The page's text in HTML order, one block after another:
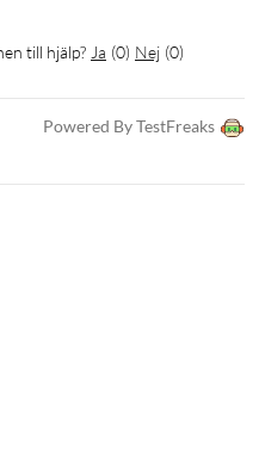
till hjälp? Ja (0) Nej (0)
Powered By TestFreaks